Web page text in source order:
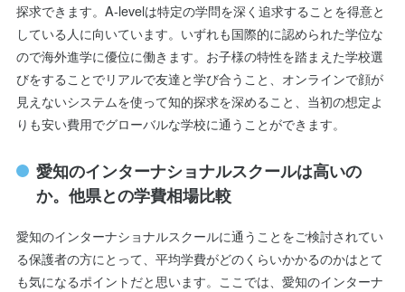
探求できます。A-levelは特定の学問を深く追求することを得意と
している人に向いています。いずれも国際的に認められた学位な
ので海外進学に優位に働きます。お子様の特性を踏まえた学校選
びをすることでリアルで友達と学び合うこと、オンラインで顔が
見えないシステムを使って知的探求を深めること、当初の想定よ
りも安い費用でグローバルな学校に通うことができます。
愛知のインターナショナルスクールは高いの
か。他県との学費相場比較
愛知のインターナショナルスクールに通うことをご検討されてい
る保護者の方にとって、平均学費がどのくらいかかるのかはとて
も気になるポイントだと思います。ここでは、愛知のインターナ